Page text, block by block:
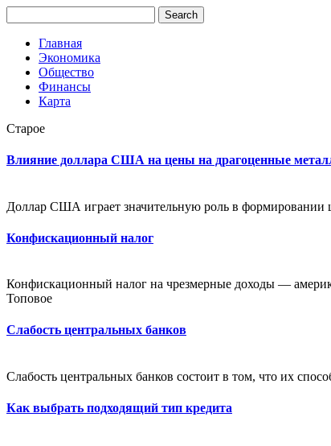
Главная
Экономика
Общество
Финансы
Карта
Старое
Влияние доллара США на цены на драгоценные
Доллар США играет значительную роль в формировании
Конфискационный налог
Конфискационный налог на чрезмерные доходы —
Топовое
Слабость центральных банков
Слабость центральных банков состоит в том, что их
Как выбрать подходящий тип кредита